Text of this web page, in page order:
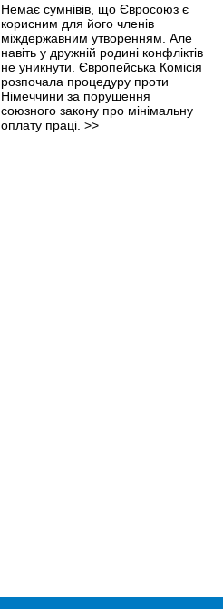
Немає сумнівів, що Євросоюз є
корисним для його членів
міждержавним утворенням. Але
навіть у дружній родині конфліктів
не уникнути. Європейська Комісія
розпочала процедуру проти
Німеччини за порушення
союзного закону про мінімальну
оплату праці. >>